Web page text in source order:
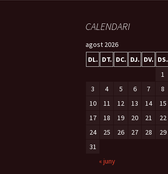
CALENDARI
agost 2026
DL. DT. DC. DJ. DV. DS.
« juny
1
3
4 5 6 7 8
10
11 12 13 14 15
17
18 19 20 21 22
24
25 26 27 28 29
31